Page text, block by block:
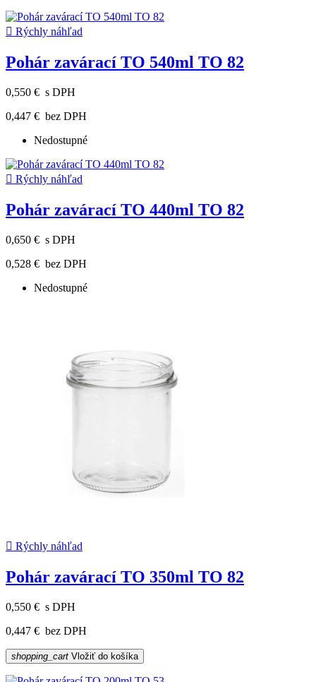
 Rýchly náhľad
Pohár zavárací TO 540ml TO 82
0,550 € s DPH
0,447 € bez DPH
Nedostupné
 Rýchly náhľad
Pohár zavárací TO 440ml TO 82
0,650 € s DPH
0,528 € bez DPH
Nedostupné
 Rýchly náhľad
Pohár zavárací TO 350ml TO 82
0,550 € s DPH
0,447 € bez DPH
shopping_cart Vložiť do košíka